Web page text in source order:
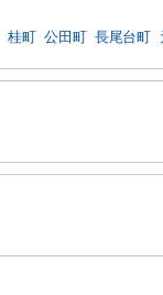
桂町 公田町 長尾台町